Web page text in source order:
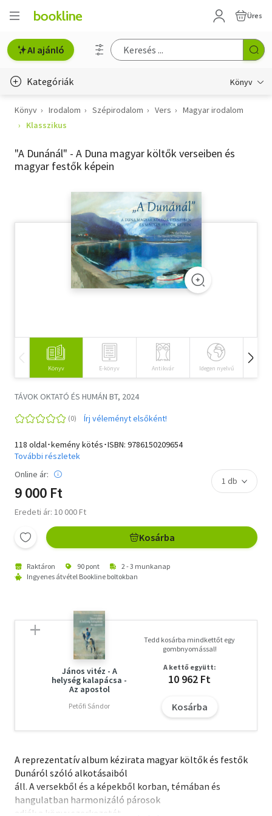
Üres
AI ajánló
Kategóriák Könyv
Életmód, egészség
Gyermek- és ifjúsági
Szótár, nyelvkönyv
Társadalomtudomány
Természettudomány
Történelem
Vallás
Könyv Irodalom Szépirodalom Vers
Magyar irodalom
Klasszikus
"A Dunánál" - A Duna magyar költők verseiben és
magyar festők képein
Könyv E-könyv Antikvár Idegen nyelvű
TÁVOK OKTATÓ ÉS HUMÁN BT, 2024
Írj véleményt elsőként!
118 oldal･kemény kötés･ISBN: 9786150209654
További részletek
Online ár:
9 000 Ft
Eredeti ár: 10 000 Ft
Kosárba
Raktáron 90 pont
2 - 3 munkanap
Ingyenes átvétel Bookline boltokban
János vitéz - A
helység kalapácsa -
Az apostol
Petőfi Sándor
Tedd kosárba mindkettőt egy
gombnyomással!
A kettő együtt:
10 962 Ft
Kosárba
A reprezentatív album kézirata magyar költők és festők
Dunáról szóló alkotásaiból
áll. A versekből és a képekből korban, témában és
hangulatban harmonizáló párosok
adják a könyv szerkezetét.